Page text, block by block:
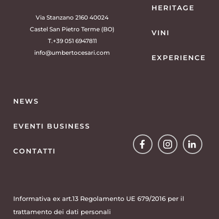
FacebookInstagram
Via Stanzano 2160 40024
Castel San Pietro Terme (BO)
T.+39 051 6947811
info@umbertocesari.com
HERITAGE
VINI
EXPERIENCE
NEWS
EVENTI BUSINESS
CONTATTI
FacebookInstagram
Informativa ex art.13 Regolamento UE 679/2016 per il
trattamento dei dati personali